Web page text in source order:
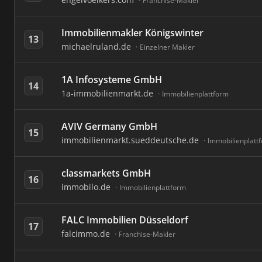
13 Immobilienmakler Königswinter
michaelruland.de Einzelner Makler
14 1A Infosysteme GmbH
1a-immobilienmarkt.de Immobilienplattform
15 AVIV Germany GmbH
immobilienmarkt.sueddeutsche.de
16 classmarkets GmbH
immobilo.de Immobilienplattform
17 FALC Immobilien Düsseldorf
falcimmo.de Franchise-Makler